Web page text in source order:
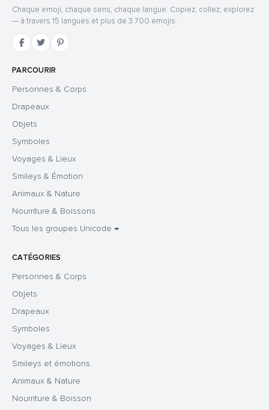
Chaque emoji, chaque sens, chaque langue. Copiez, collez, explorez
— à travers 15 langues et plus de 3 700 emojis.
PARCOURIR
Personnes & Corps
Drapeaux
Objets
Symboles
Voyages & Lieux
Smileys & Émotion
Animaux & Nature
Nourriture & Boissons
Tous les groupes Unicode →
CATÉGORIES
Personnes & Corps
Objets
Drapeaux
Symboles
Voyages & Lieux
Smileys et émotions
Animaux & Nature
Nourriture & Boisson